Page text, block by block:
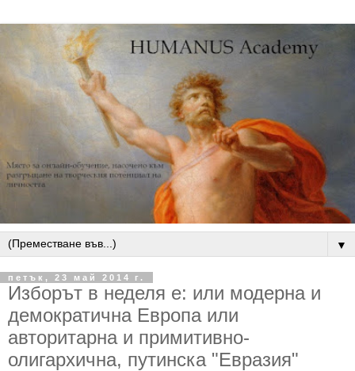
▼
петък, 23 май 2014 г.
Изборът в неделя е: или модерна и
демократична Европа или
авторитарна и примитивно-
олигархична, путинска "Евразия"